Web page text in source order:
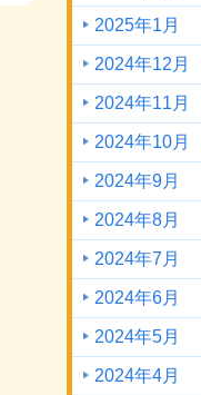
2025年1月
2024年12月
2024年11月
2024年10月
2024年9月
2024年8月
2024年7月
2024年6月
2024年5月
2024年4月